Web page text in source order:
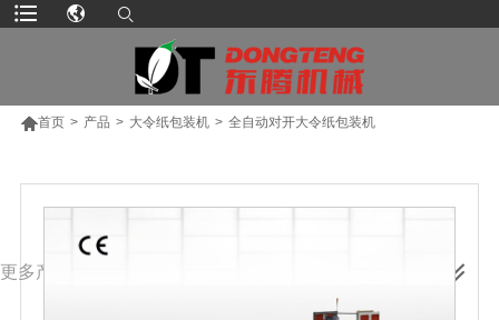
首页 > 产品 > 大令纸包装机 > 全自动对开大令纸包装机
更多产品